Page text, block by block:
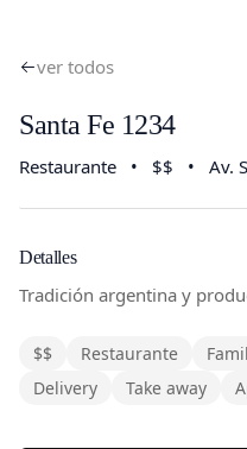
ver todos
Santa Fe 1234
Restaurante • $$ • Av.
Detalles
Tradición argentina y
$$ Restaurante
Delivery
Take away